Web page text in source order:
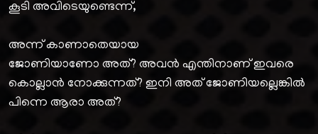
കൂടി അവിടെയുണ്ടെന്ന്,
അന്ന് കാണാതെയായ
ജോണിയാണോ അത്? അവൻ എന്തിനാണ് ഇവരെ
കൊല്ലാൻ നോക്കുന്നത്? ഇനി അത് ജോണിയല്ലെങ്കിൽ
പിന്നെ ആരാ അത്?